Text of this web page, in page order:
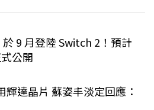
9 月登陸 Switch 2！預計
公開
輝達晶片 蘇姿丰淡定回應：